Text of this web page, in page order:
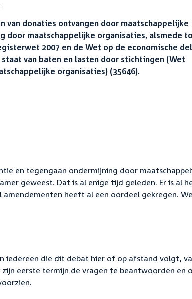
van donaties ontvangen door maatschappelijke
door maatschappelijke organisaties, alsmede
2007 en de Wet op de economische
van baten en lasten door stichtingen (Wet
organisaties) (35646).
en tegengaan ondermijning door
geweest. Dat is al enige tijd geleden. Er is al
heeft al een oordeel gekregen.
iedereen die dit debat hier of op afstand volgt,
eerste termijn de vragen te beantwoorden en